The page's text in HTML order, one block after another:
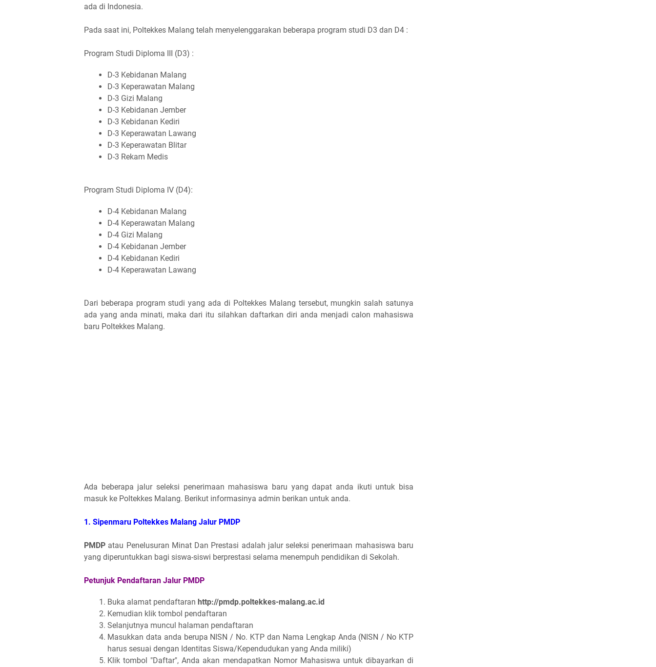
ada di Indonesia.
Pada saat ini, Poltekkes Malang telah menyelenggarakan beberapa program studi D3 dan D4 :
Program Studi Diploma III (D3) :
D-3 Kebidanan Malang
D-3 Keperawatan Malang
D-3 Gizi Malang
D-3 Kebidanan Jember
D-3 Kebidanan Kediri
D-3 Keperawatan Lawang
D-3 Keperawatan Blitar
D-3 Rekam Medis
Program Studi Diploma IV (D4):
D-4 Kebidanan Malang
D-4 Keperawatan Malang
D-4 Gizi Malang
D-4 Kebidanan Jember
D-4 Kebidanan Kediri
D-4 Keperawatan Lawang
Dari beberapa program studi yang ada di Poltekkes Malang tersebut, mungkin salah satunya
ada yang anda minati, maka dari itu silahkan daftarkan diri anda menjadi calon mahasiswa
baru Poltekkes Malang.
Ada beberapa jalur seleksi penerimaan mahasiswa baru yang dapat anda ikuti untuk bisa
masuk ke Poltekkes Malang. Berikut informasinya admin berikan untuk anda.
1. Sipenmaru Poltekkes Malang Jalur PMDP
PMDP atau Penelusuran Minat Dan Prestasi adalah jalur seleksi penerimaan mahasiswa baru
yang diperuntukkan bagi siswa-siswi berprestasi selama menempuh pendidikan di Sekolah.
Petunjuk Pendaftaran Jalur PMDP
Buka alamat pendaftaran http://pmdp.poltekkes-malang.ac.id
Kemudian klik tombol pendaftaran
Selanjutnya muncul halaman pendaftaran
Masukkan data anda berupa NISN / No. KTP dan Nama Lengkap Anda (NISN / No KTP
harus sesuai dengan Identitas Siswa/Kependudukan yang Anda miliki)
Klik tombol "Daftar", Anda akan mendapatkan Nomor Mahasiswa untuk dibayarkan di